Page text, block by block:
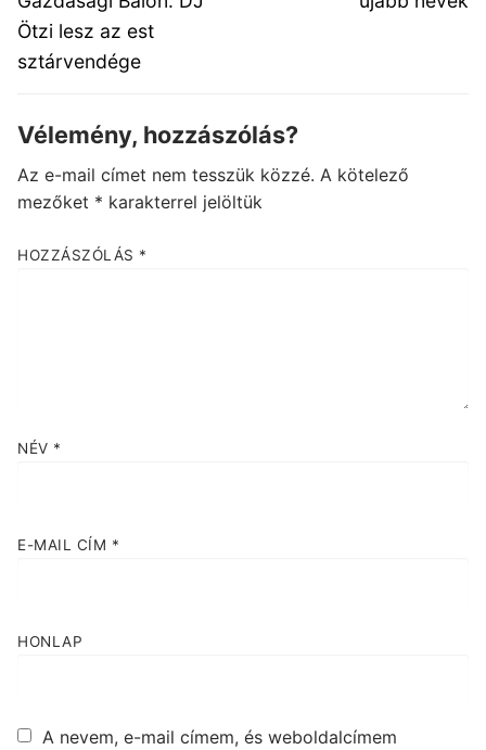
Ötzi lesz az est
sztárvendége
Vélemény, hozzászólás?
Az e-mail címet nem tesszük közzé. A kötelező
mezőket * karakterrel jelöltük
HOZZÁSZÓLÁS *
NÉV *
E-MAIL CÍM *
HONLAP
A nevem, e-mail címem, és weboldalcímem